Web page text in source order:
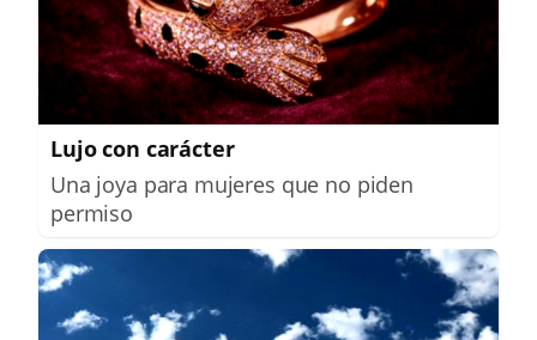
Lujo con carácter
Una joya para mujeres que no piden
permiso